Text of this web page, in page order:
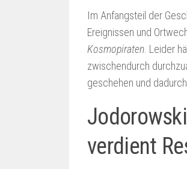
Im Anfangsteil der
Ereignissen und
Kosmopiraten . Leider
zwischendurch
geschehen und
verdient